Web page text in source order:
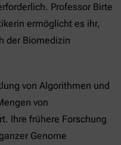
Professor Birte
ermöglicht es ihr,
der Biomedizin
von Algorithmen und
von
Ihre frühere Forschung
Genome